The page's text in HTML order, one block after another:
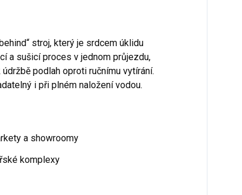
stroj, který je srdcem úklidu
a sušicí proces v jednom průjezdu,
podlah oproti ručnímu vytírání.
i při plném naložení vodou.
a showroomy
komplexy